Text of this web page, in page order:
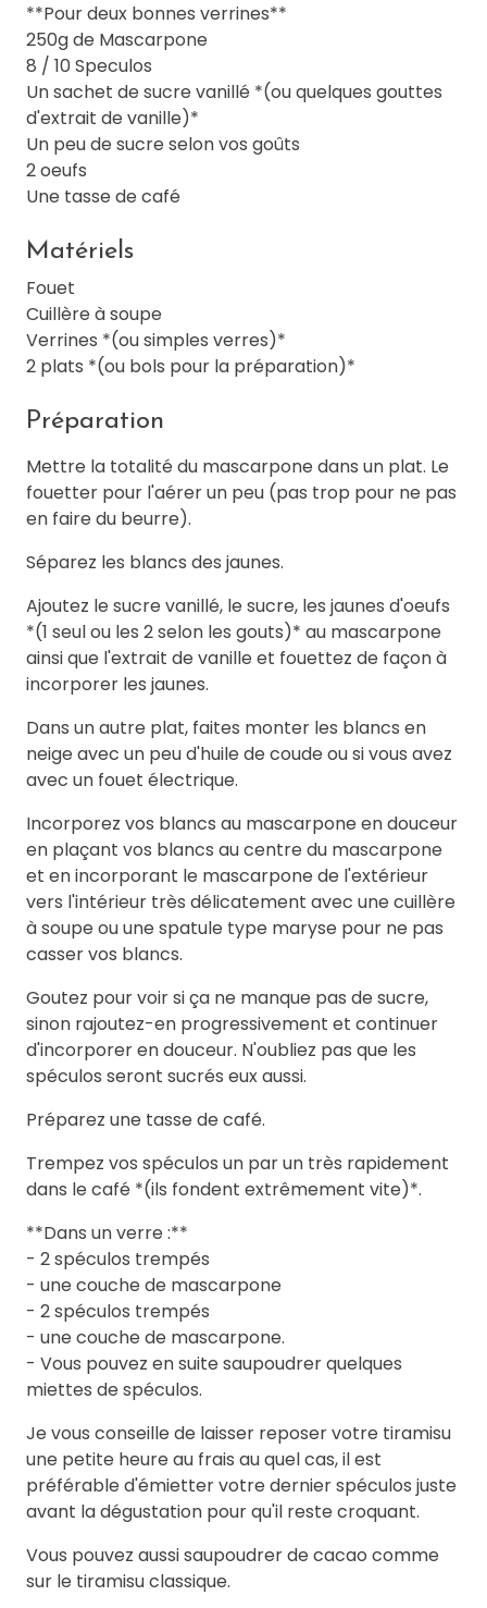
**Pour deux bonnes verrines**
250g de Mascarpone
8 / 10 Speculos
Un sachet de sucre vanillé *(ou quelques gouttes
d'extrait de vanille)*
Un peu de sucre selon vos goûts
2 oeufs
Une tasse de café
Matériels
Fouet
Cuillère à soupe
Verrines *(ou simples verres)*
2 plats *(ou bols pour la préparation)*
Préparation
Mettre la totalité du mascarpone dans un plat. Le
fouetter pour l'aérer un peu (pas trop pour ne pas
en faire du beurre).
Séparez les blancs des jaunes.
Ajoutez le sucre vanillé, le sucre, les jaunes d'oeufs
*(1 seul ou les 2 selon les gouts)* au mascarpone
ainsi que l'extrait de vanille et fouettez de façon à
incorporer les jaunes.
Dans un autre plat, faites monter les blancs en
neige avec un peu d'huile de coude ou si vous avez
avec un fouet électrique.
Incorporez vos blancs au mascarpone en douceur
en plaçant vos blancs au centre du mascarpone
et en incorporant le mascarpone de l'extérieur
vers l'intérieur très délicatement avec une cuillère
à soupe ou une spatule type maryse pour ne pas
casser vos blancs.
Goutez pour voir si ça ne manque pas de sucre,
sinon rajoutez-en progressivement et continuer
d'incorporer en douceur. N'oubliez pas que les
spéculos seront sucrés eux aussi.
Préparez une tasse de café.
Trempez vos spéculos un par un très rapidement
dans le café *(ils fondent extrêmement vite)*.
**Dans un verre :**
- 2 spéculos trempés
- une couche de mascarpone
- 2 spéculos trempés
- une couche de mascarpone.
- Vous pouvez en suite saupoudrer quelques
miettes de spéculos.
Je vous conseille de laisser reposer votre tiramisu
une petite heure au frais au quel cas, il est
préférable d'émietter votre dernier spéculos juste
avant la dégustation pour qu'il reste croquant.
Vous pouvez aussi saupoudrer de cacao comme
sur le tiramisu classique.